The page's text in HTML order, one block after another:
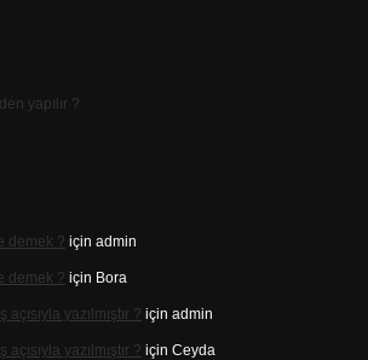
yapılır ?
demek ? için admin
demek ? için Bora
yazılmıştır ? için admin
yazılmıştır ? için Ceyda